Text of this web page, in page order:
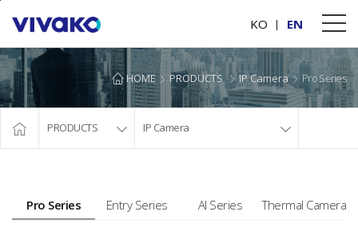
KO EN
HOME PRODUCTS IP Camera Pro Series
PRODUCTS IP Camera
Pro Series Entry Series AI Series Thermal Camera